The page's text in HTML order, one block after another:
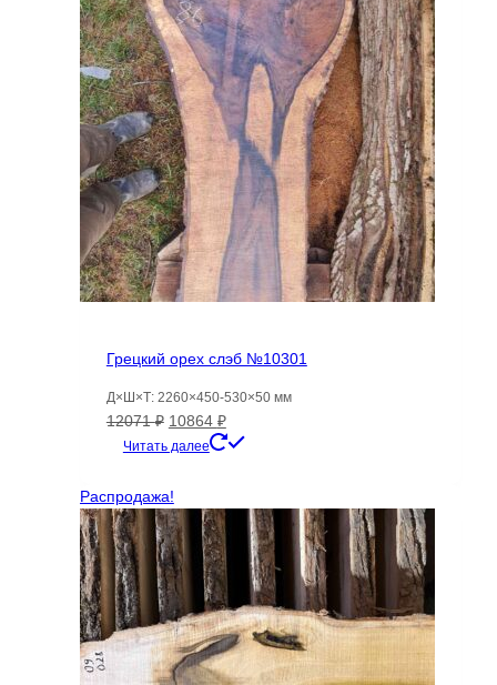
Грецкий орех слэб №10301
Д×Ш×Т: 2260×450-530×50 мм
12071₽ Первоначальная
цена
12071 ₽.
10864 ₽Текущая
цена:
Читать далее
Распродажа!